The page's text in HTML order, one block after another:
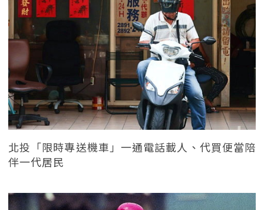
北投「限時專送機車」一通電話載人、代買便當陪
伴一代居民